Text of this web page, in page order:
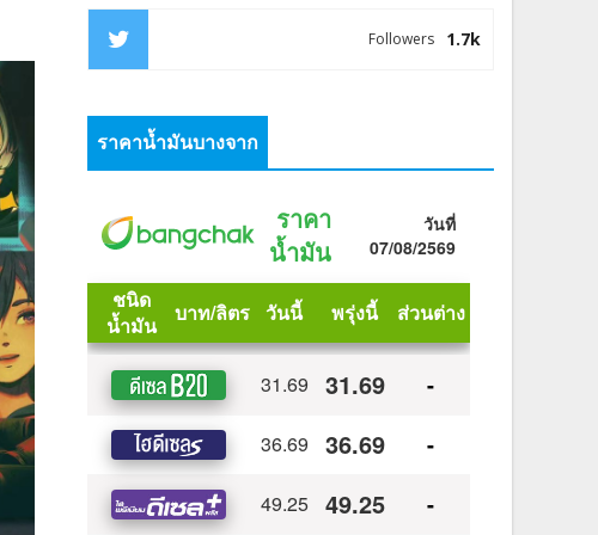
1.7k
Followers
ราคาน้ำมันบางจาก